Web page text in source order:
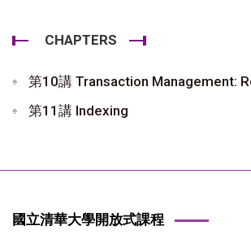
CHAPTERS
第10講 Transaction Management:
第11講 Indexing
國立清華大學開放式課程